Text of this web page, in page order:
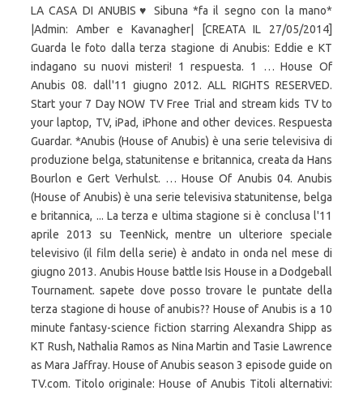
LA CASA DI ANUBIS♥ Sibuna *fa il segno con la mano*
|Admin: Amber e Kavanagher| [CREATA IL 27/05/2014]
Guarda le foto dalla terza stagione di Anubis: Eddie e KT
indagano su nuovi misteri! 1 respuesta. 1 … House Of
Anubis 08. dall'11 giugno 2012. ALL RIGHTS RESERVED.
Start your 7 Day NOW TV Free Trial and stream kids TV to
your laptop, TV, iPad, iPhone and other devices. Respuesta
Guardar. *Anubis (House of Anubis) è una serie televisiva di
produzione belga, statunitense e britannica, creata da Hans
Bourlon e Gert Verhulst. … House Of Anubis 04. Anubis
(House of Anubis) è una serie televisiva statunitense, belga
e britannica, ... La terza e ultima stagione si è conclusa l'11
aprile 2013 su TeenNick, mentre un ulteriore speciale
televisivo (il film della serie) è andato in onda nel mese di
giugno 2013. Anubis House battle Isis House in a Dodgeball
Tournament. sapete dove posso trovare le puntate della
terza stagione di house of anubis?? House of Anubis is a 10
minute fantasy-science fiction starring Alexandra Shipp as
KT Rush, Nathalia Ramos as Nina Martin and Tasie Lawrence
as Mara Jaffray. House of Anubis season 3 episode guide on
TV.com. Titolo originale: House of Anubis Titoli alternativi: